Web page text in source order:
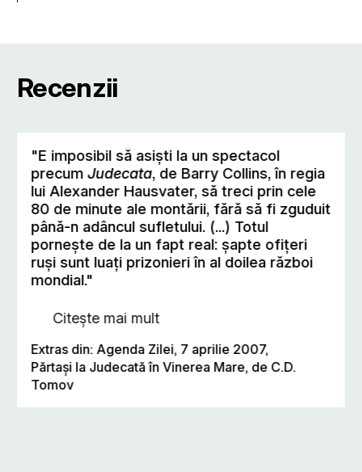
Recenzii
"E imposibil să asişti la un spectacol
precumJudecata, de Barry Collins, în regia
lui Alexander Hausvater, să treci prin cele
80 de minute ale montării, fără să fi zguduit
până-n adâncul sufletului. (...) Totul
porneşte de la un fapt real: şapte ofiţeri
ruşi sunt luaţi prizonieri în al doilea război
mondial."
Citește mai mult
Extras din: Agenda Zilei, 7 aprilie 2007,
Părtaşi la Judecată în Vinerea Mare, de C.D.
Tomov